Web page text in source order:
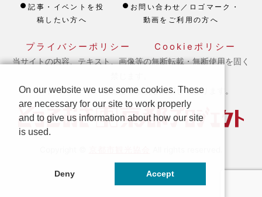
記事・イベントを投
稿したい方へ
お問い合わせ／ロゴマーク・
動画をご利用の方へ
プライバシーポリシー Cookieポリシー
当サイトの内容、テキスト、画像等の無断転載・無断使用を固く
※ 本ホームページの運営は宿泊税を活用しております。
On our website we use some cookies. These
are necessary for our site to work properly
and to give us information about how our site
is used.
Deny Accept